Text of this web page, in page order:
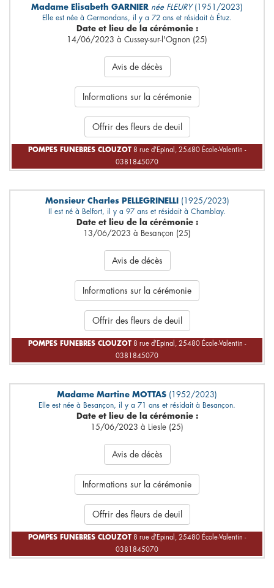
Madame Elisabeth GARNIER née FLEURY (1951/2023)
Elle est née à Germondans, il y a 72 ans et résidait à Étuz.
Date et lieu de la cérémonie :
14/06/2023 à Cussey-sur-l'Ognon (25)
Avis de décès
Informations sur la cérémonie
Offrir des fleurs de deuil
POMPES FUNEBRES CLOUZOT 8 rue d'Epinal, 25480 École-Valentin -
0381845070
Monsieur Charles PELLEGRINELLI (1925/2023)
Il est né à Belfort, il y a 97 ans et résidait à Chamblay.
Date et lieu de la cérémonie :
13/06/2023 à Besançon (25)
Avis de décès
Informations sur la cérémonie
Offrir des fleurs de deuil
POMPES FUNEBRES CLOUZOT 8 rue d'Epinal, 25480 École-Valentin -
0381845070
Madame Martine MOTTAS (1952/2023)
Elle est née à Besançon, il y a 71 ans et résidait à Besançon.
Date et lieu de la cérémonie :
15/06/2023 à Liesle (25)
Avis de décès
Informations sur la cérémonie
Offrir des fleurs de deuil
POMPES FUNEBRES CLOUZOT 8 rue d'Epinal, 25480 École-Valentin -
0381845070